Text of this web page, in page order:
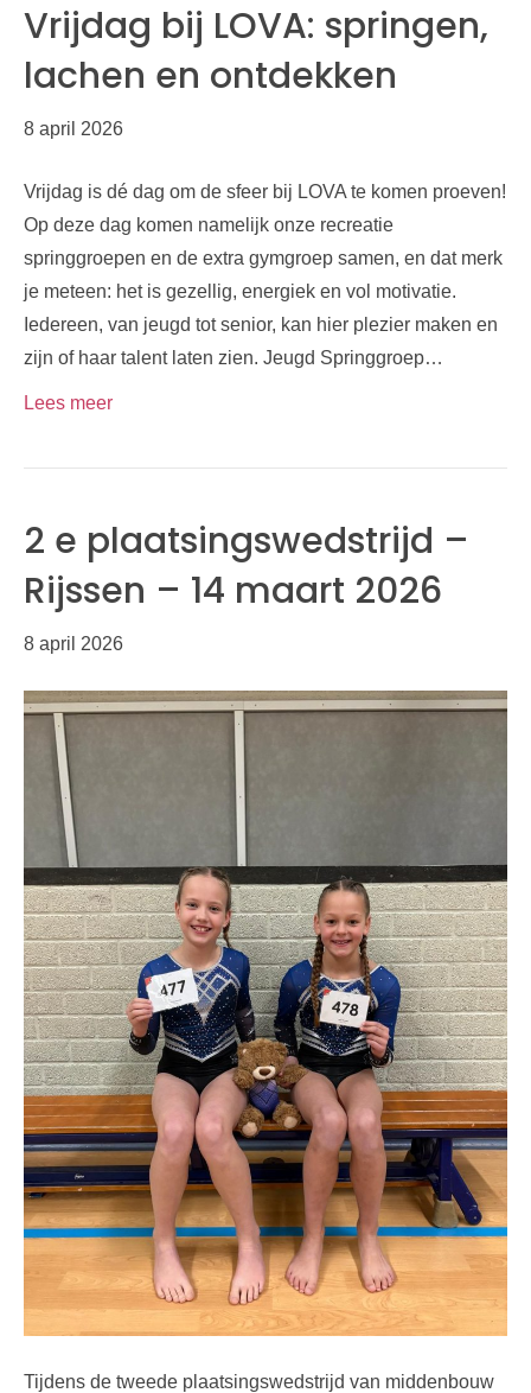
Vrijdag bij LOVA: springen,
lachen en ontdekken
8 april 2026
Vrijdag is dé dag om de sfeer bij LOVA te komen proeven!
Op deze dag komen namelijk onze recreatie
springgroepen en de extra gymgroep samen, en dat merk
je meteen: het is gezellig, energiek en vol motivatie.
Iedereen, van jeugd tot senior, kan hier plezier maken en
zijn of haar talent laten zien. Jeugd Springgroep…
Lees meer
2 e plaatsingswedstrijd –
Rijssen – 14 maart 2026
8 april 2026
Tijdens de tweede plaatsingswedstrijd van middenbouw